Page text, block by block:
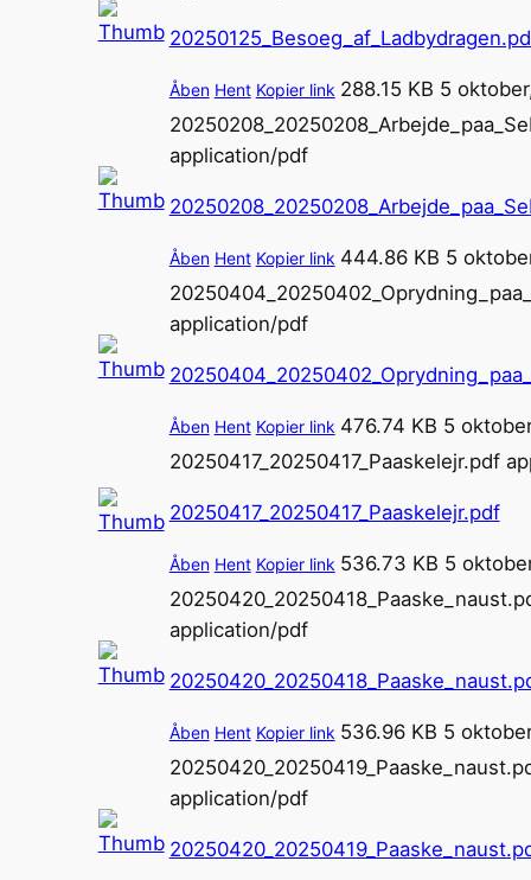
Åben Hent Kopier link 288.15 KB 5
application/pdf
Åben Hent Kopier link 444.86 KB 5
application/pdf
Åben Hent Kopier link 476.74 KB 5
20250417_20250417_Paaskelejr.pdf
20250417_20250417_Paaskelejr.pdf
Åben Hent Kopier link 536.73 KB 5
application/pdf
Åben Hent Kopier link 536.96 KB 5
application/pdf